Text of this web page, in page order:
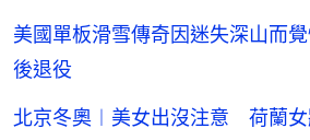
美國單板滑雪傳奇因迷失深山而
後退役
北京冬奧︱美女出沒注意 荷蘭